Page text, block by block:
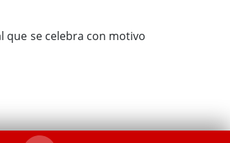
que se celebra con motivo